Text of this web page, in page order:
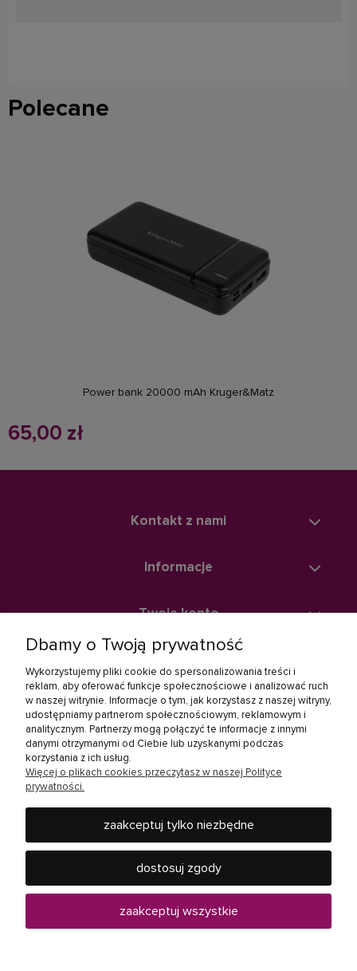
Polecane
Power bank 20000 mAh Kruger&Matz
65,00 zł
powiadom o dostępności
Kontakt z nami
Informacje
Twoje konto
Linki społecznościowe
potrzebne w Twoim domu - od baterii, żarówek, słuchawek,
telewizorów i innych produktów RTV oraz AGD, po urządzenia
mobilne, jak smartfony i tablety czy elektronarzędzia.
Zapraszamy do ponad 40 sklepów Rebel Electro w całej
Dbamy o Twoją prywatność
Wykorzystujemy pliki cookie do spersonalizowania treści i
reklam, aby oferować funkcje społecznościowe i analizować ruch
w naszej witrynie. Informacje o tym, jak korzystasz z naszej witryny,
udostępniamy partnerom społecznościowym, reklamowym i
analitycznym. Partnerzy mogą połączyć te informacje z innymi
danymi otrzymanymi od Ciebie lub uzyskanymi podczas
korzystania z ich usług.
Więcej o plikach cookies przeczytasz w naszej Polityce
prywatności.
zaakceptuj tylko niezbędne
dostosuj zgody
zaakceptuj wszystkie